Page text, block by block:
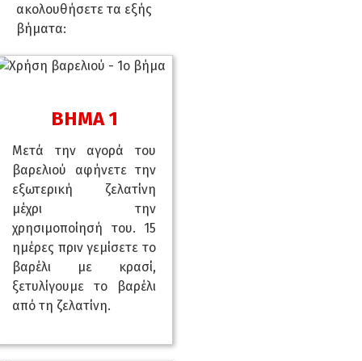
ακολουθήσετε τα εξής
βήματα:
ΒΗΜΑ 1
Μετά την αγορά του
βαρελιού αφήνετε την
εξωτερική ζελατίνη
μέχρι την
χρησιμοποίησή του. 15
ημέρες πριν γεμίσετε το
βαρέλι με κρασί,
ξετυλίγουμε το βαρέλι
από τη ζελατίνη.